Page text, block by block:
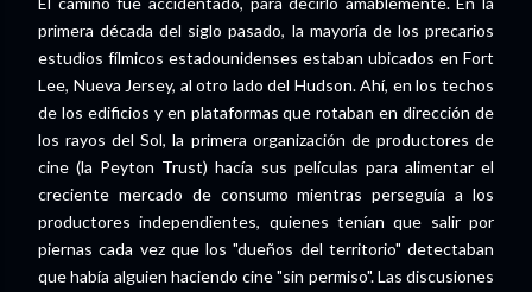
primera década del siglo pasado, la mayoría de los precarios
estudios fílmicos estadounidenses estaban ubicados en Fort
Lee, Nueva Jersey, al otro lado del Hudson. Ahí, en los techos
de los edificios y en plataformas que rotaban en dirección de
los rayos del Sol, la primera organización de productores de
cine (la Peyton Trust) hacía sus películas para alimentar el
creciente mercado de consumo mientras perseguía a los
productores independientes, quienes tenían que salir por
piernas cada vez que los "dueños del territorio" detectaban
que había alguien haciendo cine "sin permiso". Las discusiones